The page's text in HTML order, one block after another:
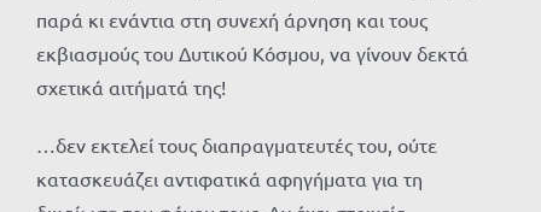
παρά κι ενάντια στη συνεχή άρνηση και τους
εκβιασμούς του Δυτικού Κόσμου, να γίνουν δεκτά
σχετικά αιτήματά της!
…δεν εκτελεί τους διαπραγματευτές του, ούτε
κατασκευάζει αντιφατικά αφηγήματα για τη